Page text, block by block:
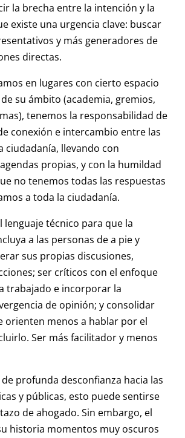
la brecha entre la intención y la
existe una urgencia clave: buscar
y más generadores de
directas.
en lugares con cierto espacio
su ámbito (academia, gremios,
tenemos la responsabilidad de
conexión e intercambio entre las
ciudadanía, llevando con
propias, y con la humildad
no tenemos todas las respuestas
a toda la ciudadanía.
lenguaje técnico para que la
a las personas de a pie y
sus propias discusiones,
ser críticos con el enfoque
trabajado e incorporar la
de opinión; y consolidar
orienten menos a hablar por el
Ser más facilitador y menos
profunda desconfianza hacia las
y públicas, esto puede sentirse
de ahogado. Sin embargo, el
historia momentos muy oscuros